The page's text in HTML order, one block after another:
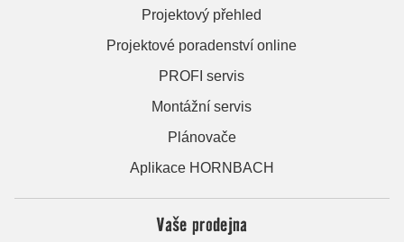
Projektový přehled
Projektové poradenství online
PROFI servis
Montážní servis
Plánovače
Aplikace HORNBACH
Vaše prodejna